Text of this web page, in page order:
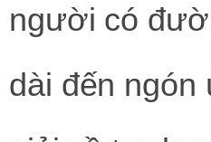
người có
dài đến ngón